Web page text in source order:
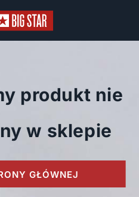
produkt nie
w sklepie
GŁÓWNEJ